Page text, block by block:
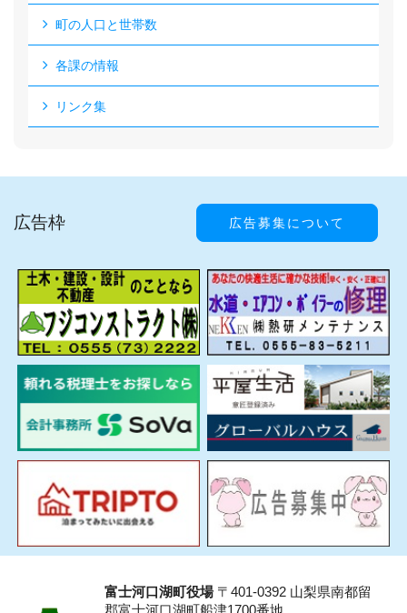
町の人口と世帯数
各課の情報
リンク集
広告枠 広告募集について
富士河口湖町役場〒401-0392 山梨県南都留